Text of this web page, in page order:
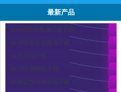
最新产品
xz-n290iia卷面式包子机
xz-950型多功能包子机
xz-512包子机
xz-390智能包子机
sz-612型全自动包子机